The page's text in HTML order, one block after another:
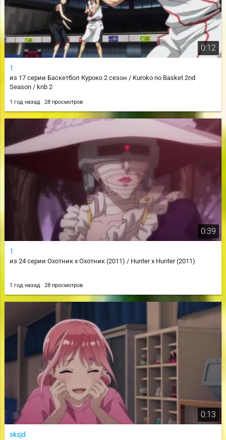
0:12
1
из 17 серии Баскетбол Куроко 2 сезон / Kuroko no Basket 2nd
Season / knb 2
1 год назад 28 просмотров
0:39
1
из 24 серии Охотник х Охотник (2011) / Hunter x Hunter (2011)
1 год назад 28 просмотров
0:13
sksjd